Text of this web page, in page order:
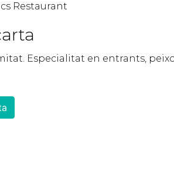
Restaurant
Especialitat en entrants,